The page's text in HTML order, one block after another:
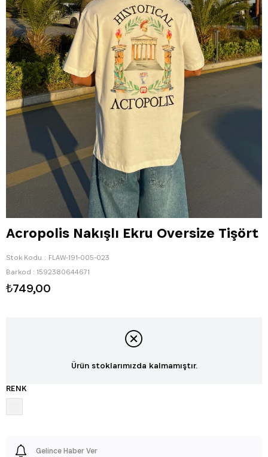
Acropolis Nakışlı Ekru Oversize Tişört
Stok Kodu
FLAW-191-005-023
Barkod : 1592380644671
₺749,00
Ürün stoklarımızda kalmamıştır.
RENK
Gelince Haber Ver